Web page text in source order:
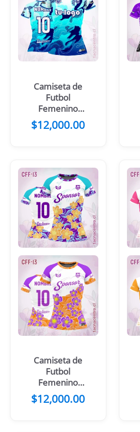
Camiseta de
Futbol
Femenino
Amarillo con
Manchas
$12,000.00
Camiseta de
Futbol
Femenino
Flores Celestes
Blanco
$12,000.00